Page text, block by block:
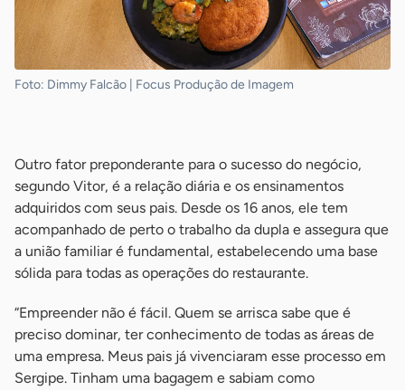
Foto: Dimmy Falcão | Focus Produção de Imagem
Outro fator preponderante para o sucesso do negócio,
segundo Vitor, é a relação diária e os ensinamentos
adquiridos com seus pais. Desde os 16 anos, ele tem
acompanhado de perto o trabalho da dupla e assegura que
a união familiar é fundamental, estabelecendo uma base
sólida para todas as operações do restaurante.
“Empreender não é fácil. Quem se arrisca sabe que é
preciso dominar, ter conhecimento de todas as áreas de
uma empresa. Meus pais já vivenciaram esse processo em
Sergipe. Tinham uma bagagem e sabiam como